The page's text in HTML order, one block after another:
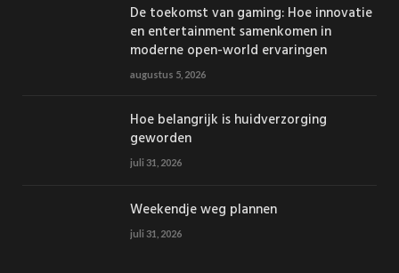
De toekomst van gaming: Hoe innovatie
en entertainment samenkomen in
moderne open-world ervaringen
augustus 5, 2026
Hoe belangrijk is huidverzorging
geworden
juli 31, 2026
Weekendje weg plannen
juli 31, 2026